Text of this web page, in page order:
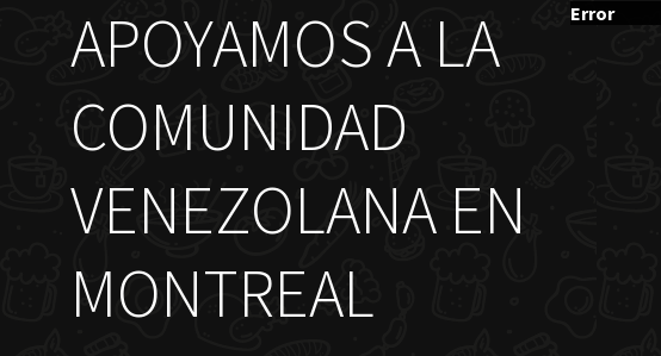
APOYAMOS A LA
COMUNIDAD
VENEZOLANA EN
MONTREAL
Error